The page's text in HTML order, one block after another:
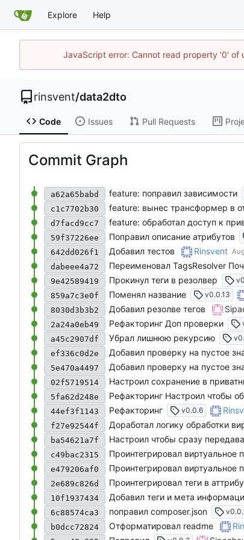
Explore Help
JavaScript error: Cannot read property '0' of
rinsvent/data2dto
Code Issues Pull Requests
Commit Graph
a62a65babd feature: поправил зависимости
c1c7702b30 feature: вынес трансформер в
d7facd9cc7 feature: обработал доступ к
59f37226ee Поправил описание атрибутов
642dd026f1 Добавил тестов Rinsvent
dabeee4a72
9e42589419 Прокинул теги в резолвер
859a7c3e0f Поменял название v0.0.13
8030d3b3b2 Добавил резолве тегов
2a24a0eb49 Рефакторинг Доп проверки
a45c2907df Убрал лишнюю рекурсию
ef336c0d2e Добавил проверку на пустое
5e470a4497 Добавил проверку на пустое
02f5719514 Настроил сохранение в
5fa62d248e Рефакторинг Настроил чтобы
44ef3f1143 Рефакторинг v0.0.6
f27e92544f Доработал логику обработки
ba54621a7f Настроил чтобы сразу
c49bac2315 Проинтегрировал виртуальное
e479206af0 Проинтегрировал виртуальное
2e689c826d Проинтегрировал теги в
10f1937434
6c88574ca3 поправил composer.json
b0dcc72824 Отформатировал readme